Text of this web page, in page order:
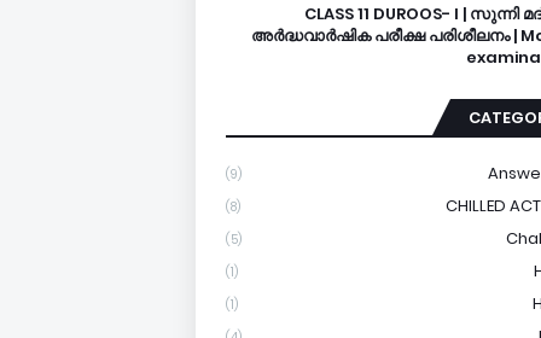
CLASS 11 DUROOS- I | സുന്നി
അർദ്ധവാർഷിക പരീക്ഷ പരിശീലനം |
(9)
CHILLED
(8)
(5)
(1)
(1)